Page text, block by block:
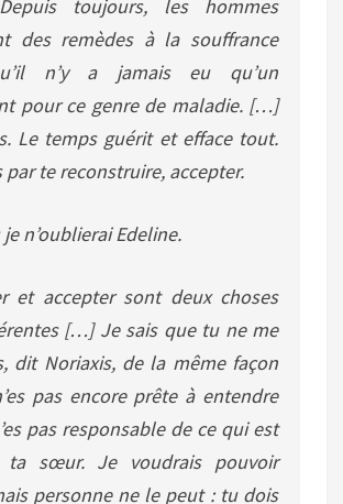
toujours, les hommes
des remèdes à la souffrance
n’y a jamais eu qu’un
pour ce genre de maladie. […]
Le temps guérit et efface tout.
par te reconstruire, accepter.
n’oublierai Edeline.
et accepter sont deux choses
[…] Je sais que tu ne me
dit Noriaxis, de la même façon
pas encore prête à entendre
pas responsable de ce qui est
ta sœur. Je voudrais pouvoir
personne ne le peut : tu dois